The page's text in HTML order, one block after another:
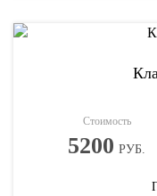
Стоимость
5200 РУБ.